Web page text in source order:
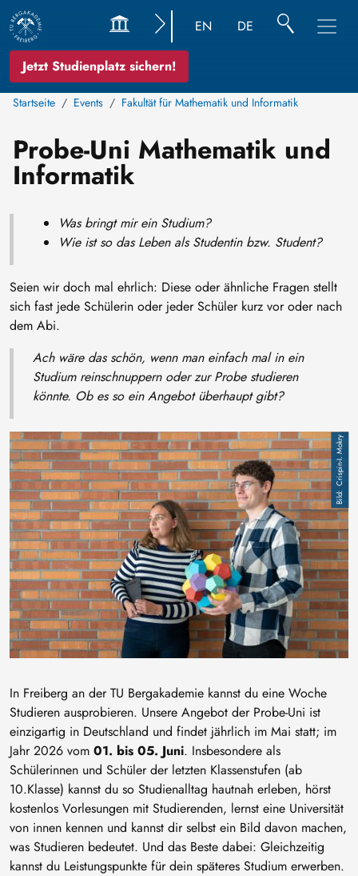
Jetzt Studienplatz sichern!
EN DE
Startseite Events Fakultät für Mathematik und Informatik
Probe-Uni Mathematik und
Informatik
Bild Crispin-I. Mokry
Was bringt mir ein Studium?
Wie ist so das Leben als Studentin bzw. Student?
Seien wir doch mal ehrlich: Diese oder ähnliche Fragen stellt
sich fast jede Schülerin oder jeder Schüler kurz vor oder nach
dem Abi.
Ach wäre das schön, wenn man einfach mal in ein
Studium reinschnuppern oder zur Probe studieren
könnte. Ob es so ein Angebot überhaupt gibt?
In Freiberg an der TU Bergakademie kannst du eine Woche
Studieren ausprobieren. Unsere Angebot der Probe-Uni ist
einzigartig in Deutschland und findet jährlich im Mai statt; im
Jahr 2026 vom 01. bis 05. Juni. Insbesondere als
Schülerinnen und Schüler der letzten Klassenstufen (ab
10.Klasse) kannst du so Studienalltag hautnah erleben, hörst
kostenlos Vorlesungen mit Studierenden, lernst eine Universität
von innen kennen und kannst dir selbst ein Bild davon machen,
was Studieren bedeutet. Und das Beste dabei: Gleichzeitig
kannst du Leistungspunkte für dein späteres Studium erwerben.